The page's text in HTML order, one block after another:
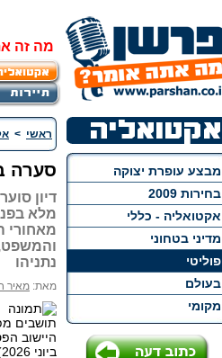
מה זה
מבצע עופרת יצוקה
בחירות 2009
אקטואליה - כללי
מדיני בטחוני
פוליטי
בעולם
מקומי
ראשי >
סערה
דיון
מלא
מאחורי
נתניהו
מאת: מאיר
תושבים